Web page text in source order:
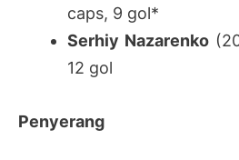
caps, 9 gol*
Serhiy Nazarenko
12 gol
Penyerang